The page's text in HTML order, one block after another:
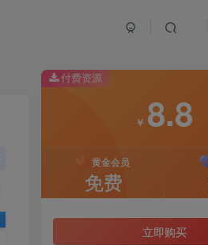
付费资源
￥ 8.8
黄金会员
免费
立即购买